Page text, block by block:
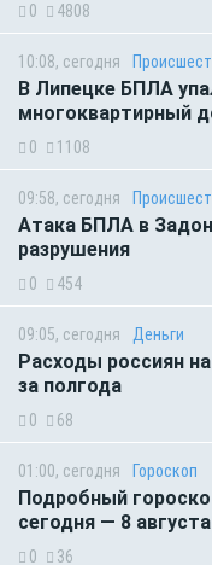
0 4808
10:08, сегодня
В Липецке БПЛА
многоквартирный
0 1108
09:58, сегодня
Атака БПЛА в
разрушения
0 454
09:05, сегодня Деньги
Расходы россиян
за полгода
0 68
01:00, сегодня Гороскоп
Подробный
сегодня — 8 августа
0 36